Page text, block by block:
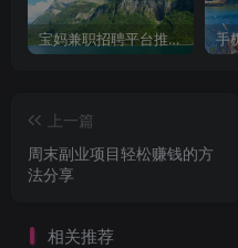
宝妈兼职招聘平台推荐，轻松找到理想工作！
上一篇
周末副业项目轻松赚钱的方
法分享
相关推荐